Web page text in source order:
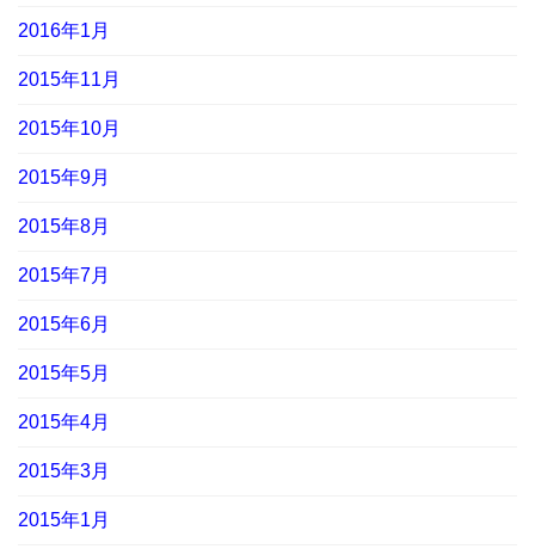
2016年1月
2015年11月
2015年10月
2015年9月
2015年8月
2015年7月
2015年6月
2015年5月
2015年4月
2015年3月
2015年1月